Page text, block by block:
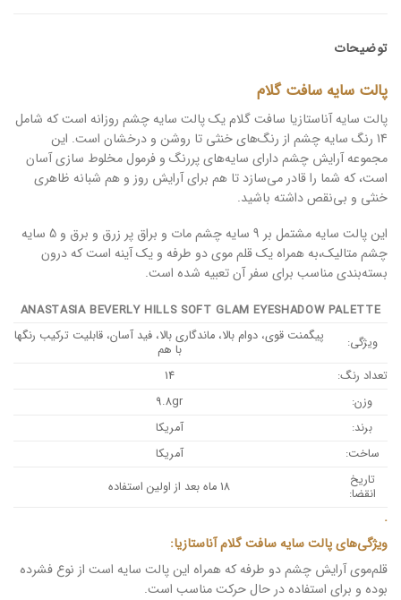
توضیحات
پالت سایه سافت گلام
پالت سایه آناستازیا سافت گلام یک پالت سایه چشم روزانه است که شامل
14 رنگ سایه چشم از رنگ‌های خنثی تا روشن و درخشان است. این
مجموعه آرایش چشم دارای سایه‌های پررنگ و فرمول مخلوط‌ سازی آسان
است، که شما را قادر می‌سازد تا هم برای آرایش روز و هم شبانه ظاهری
خنثی و بی‌نقص داشته باشید.
این پالت سایه مشتمل بر 9 سایه چشم مات و براق پر زرق و برق و 5 سایه
چشم متالیک،به همراه یک قلم‌ موی دو طرفه و یک آینه است که درون
بسته‌بندی مناسب برای سفر آن تعبیه شده ‌است.
ANASTASIA BEVERLY HILLS SOFT GLAM EYESHADOW PALETTE
ویژگی:
پیگمنت قوی، دوام بالا، ماندگاری بالا، فید آسان، قابلیت ترکیب رنگها
با هم
تعداد رنگ:
14
وزن:
9.8gr
برند:
آمریکا
ساخت:
آمریکا
تاریخ
انقضا:
18 ماه بعد از اولین استفاده
.
ویژگی‌های پالت سایه سافت گلام آناستازیا:
قلم‌موی آرایش چشم دو طرفه که همراه این پالت سایه است از نوع فشرده
بوده و برای استفاده در حال حرکت مناسب است.